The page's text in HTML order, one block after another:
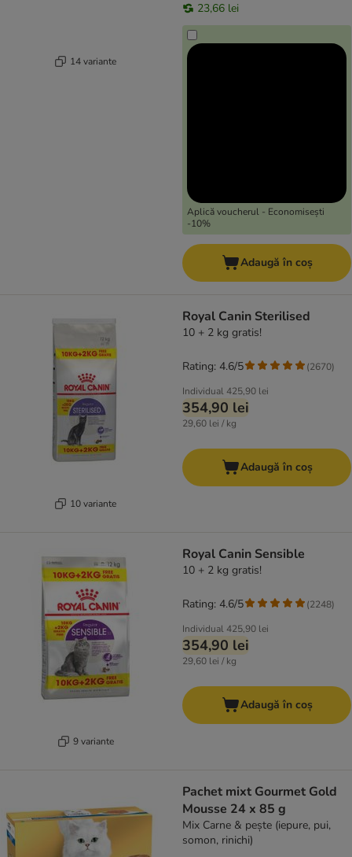
14 variante
23,66 lei
Aplică voucherul - Economisești
-10%
Adaugă în coș
10 variante
Royal Canin Sterilised
10 + 2 kg gratis!
Individual425,90 lei
354,90 lei
29,60 lei / kg
Rating: 4.6/5 (2670)
Adaugă în coș
9 variante
Royal Canin Sensible
10 + 2 kg gratis!
Individual425,90 lei
354,90 lei
29,60 lei / kg
Rating: 4.6/5 (2248)
Adaugă în coș
Pachet mixt Gourmet Gold
Mousse 24 x 85 g
Mix Carne & pește (iepure, pui,
somon, rinichi)